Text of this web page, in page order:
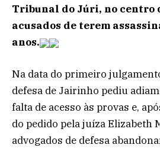
Tribunal do Júri, no centro
acusados de terem
anos.
Na data do primeiro
defesa de Jairinho pediu
falta de acesso às provas e,
do pedido pela juíza Elizabeth
advogados de defesa